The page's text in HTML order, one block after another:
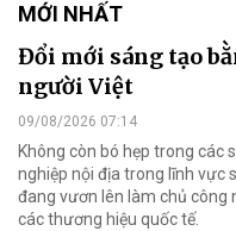
MỚI NHẤT
Đổi mới sáng tạo
người Việt
09/08/2026 07:14
Không còn bó hẹp trong các
nghiệp nội địa trong lĩnh vực
đang vươn lên làm chủ công
các thương hiệu quốc tế.